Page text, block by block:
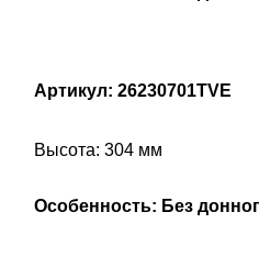
Артикул: 26230701TVE
Высота: 304 мм
Особенность: Без